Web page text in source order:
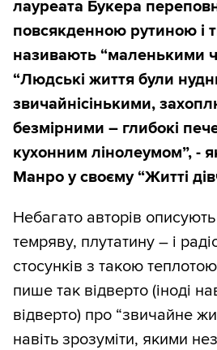
лауреата Букера
повсякденною рутиною і
називають “маленькими
“Людські життя були
звичайнісінькими,
безмірними – глибокі
кухонним лінолеумом”, -
Манро у своєму “Житті
Небагато авторів
темряву, плутатину – і
стосунків з такою
пише так відверто (іноді
відверто) про “звичайне
навіть зрозуміти, якими